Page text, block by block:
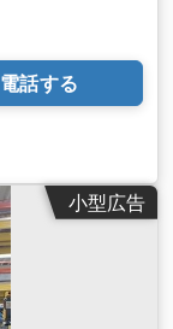
電話する
小型広告